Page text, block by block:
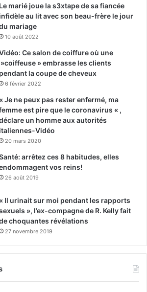
Le marié joue la s3xtape de sa fiancée
infidèle au lit avec son beau-frère le jour
mariage
10 août 2022
Ce salon de coiffure où une
»coiffeuse » embrasse les clients
pendant la coupe de cheveux
6 février 2022
« Je ne peux pas rester enfermé, ma
est pire que le coronavirus « ,
un homme aux autorités
italiennes-Vidéo
20 mars 2020
arrêtez ces 8 habitudes, elles
vos reins!
26 août 2019
« Il urinait sur moi pendant les rapports
», l’ex-compagne de R. Kelly fait
choquantes révélations
27 novembre 2019